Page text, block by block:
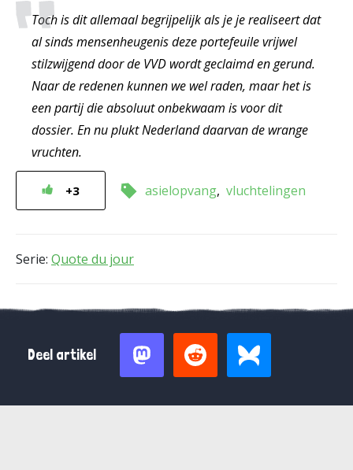
Toch is dit allemaal begrijpelijk als je je realiseert dat
al sinds mensenheugenis deze portefeuile vrijwel
stilzwijgend door de VVD wordt geclaimd en gerund.
Naar de redenen kunnen we wel raden, maar het is
een partij die absoluut onbekwaam is voor dit
dossier. En nu plukt Nederland daarvan de wrange
vruchten.
+3 asielopvang vluchtelingen
Serie: Quote du jour
Deel artikel